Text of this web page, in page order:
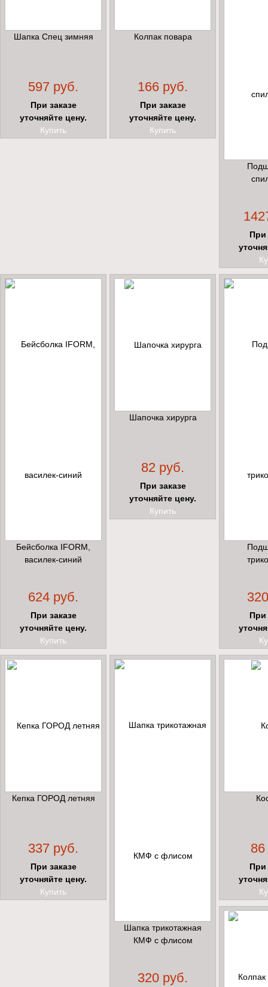
Шапка Спец зимняя
597 руб.
При заказе
уточняйте цену.
Купить
Колпак повара
166 руб.
При заказе
уточняйте цену.
Купить
При
Бейсболка IFORM,
василек-синий
624 руб.
При заказе
уточняйте цену.
Купить
Шапочка хирурга
82 руб.
При заказе
уточняйте цену.
Купить
При
Кепка ГОРОД летняя
337 руб.
При заказе
уточняйте цену.
Купить
Шапка трикотажная
КМФ с флисом
320 руб.
При